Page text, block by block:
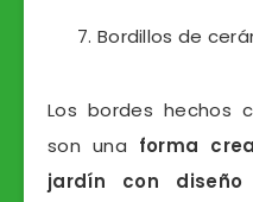
Bordillos de
Los bordes hechos
son una forma
jardín con